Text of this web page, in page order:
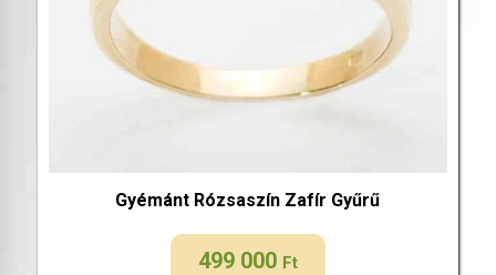
Gyémánt Rózsaszín Zafír Gyűrű
499 000 Ft